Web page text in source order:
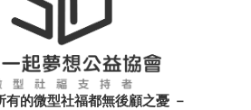
有的微型社福都無後顧之憂 －